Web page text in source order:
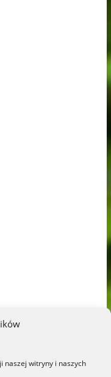
naszej witryny i naszych